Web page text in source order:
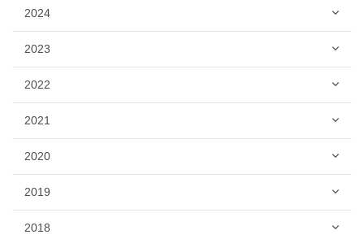
2024
2023
2022
2021
2020
2019
2018